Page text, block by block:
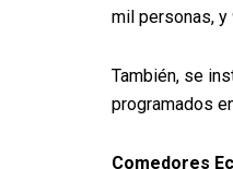
mil personas,
También, se
programados
Comedores